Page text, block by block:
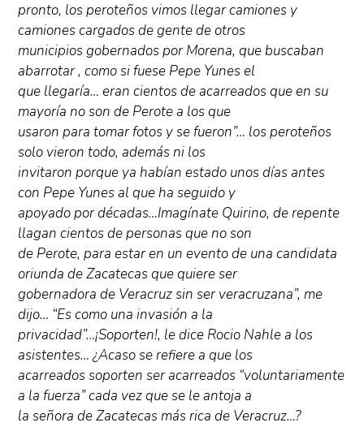
pronto, los peroteños vimos llegar camiones y
camiones cargados de gente de otros
municipios gobernados por Morena, que buscaban
abarrotar , como si fuese Pepe Yunes el
que llegaría… eran cientos de acarreados que en su
mayoría no son de Perote a los que
usaron para tomar fotos y se fueron”… los peroteños
solo vieron todo, además ni los
invitaron porque ya habían estado unos días antes
con Pepe Yunes al que ha seguido y
apoyado por décadas…Imagínate Quirino, de repente
llagan cientos de personas que no son
de Perote, para estar en un evento de una candidata
oriunda de Zacatecas que quiere ser
gobernadora de Veracruz sin ser veracruzana”, me
dijo… “Es como una invasión a la
privacidad”…¡Soporten!, le dice Rocio Nahle a los
asistentes… ¿Acaso se refiere a que los
acarreados soporten ser acarreados “voluntariamente
a la fuerza” cada vez que se le antoja a
la señora de Zacatecas más rica de Veracruz…?